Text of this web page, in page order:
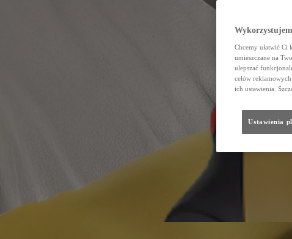
Chcemy ułatwić Ci
umieszczane na
ulepszać
celów
ich ustawienia.
Ustawienia